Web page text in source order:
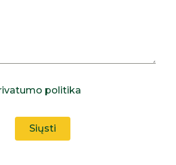
politika